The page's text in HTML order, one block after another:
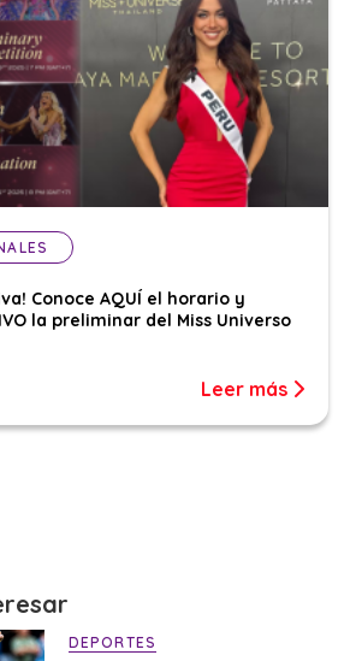
Conoce AQUÍ el horario y
la preliminar del Miss Universo
Leer más
DEPORTES